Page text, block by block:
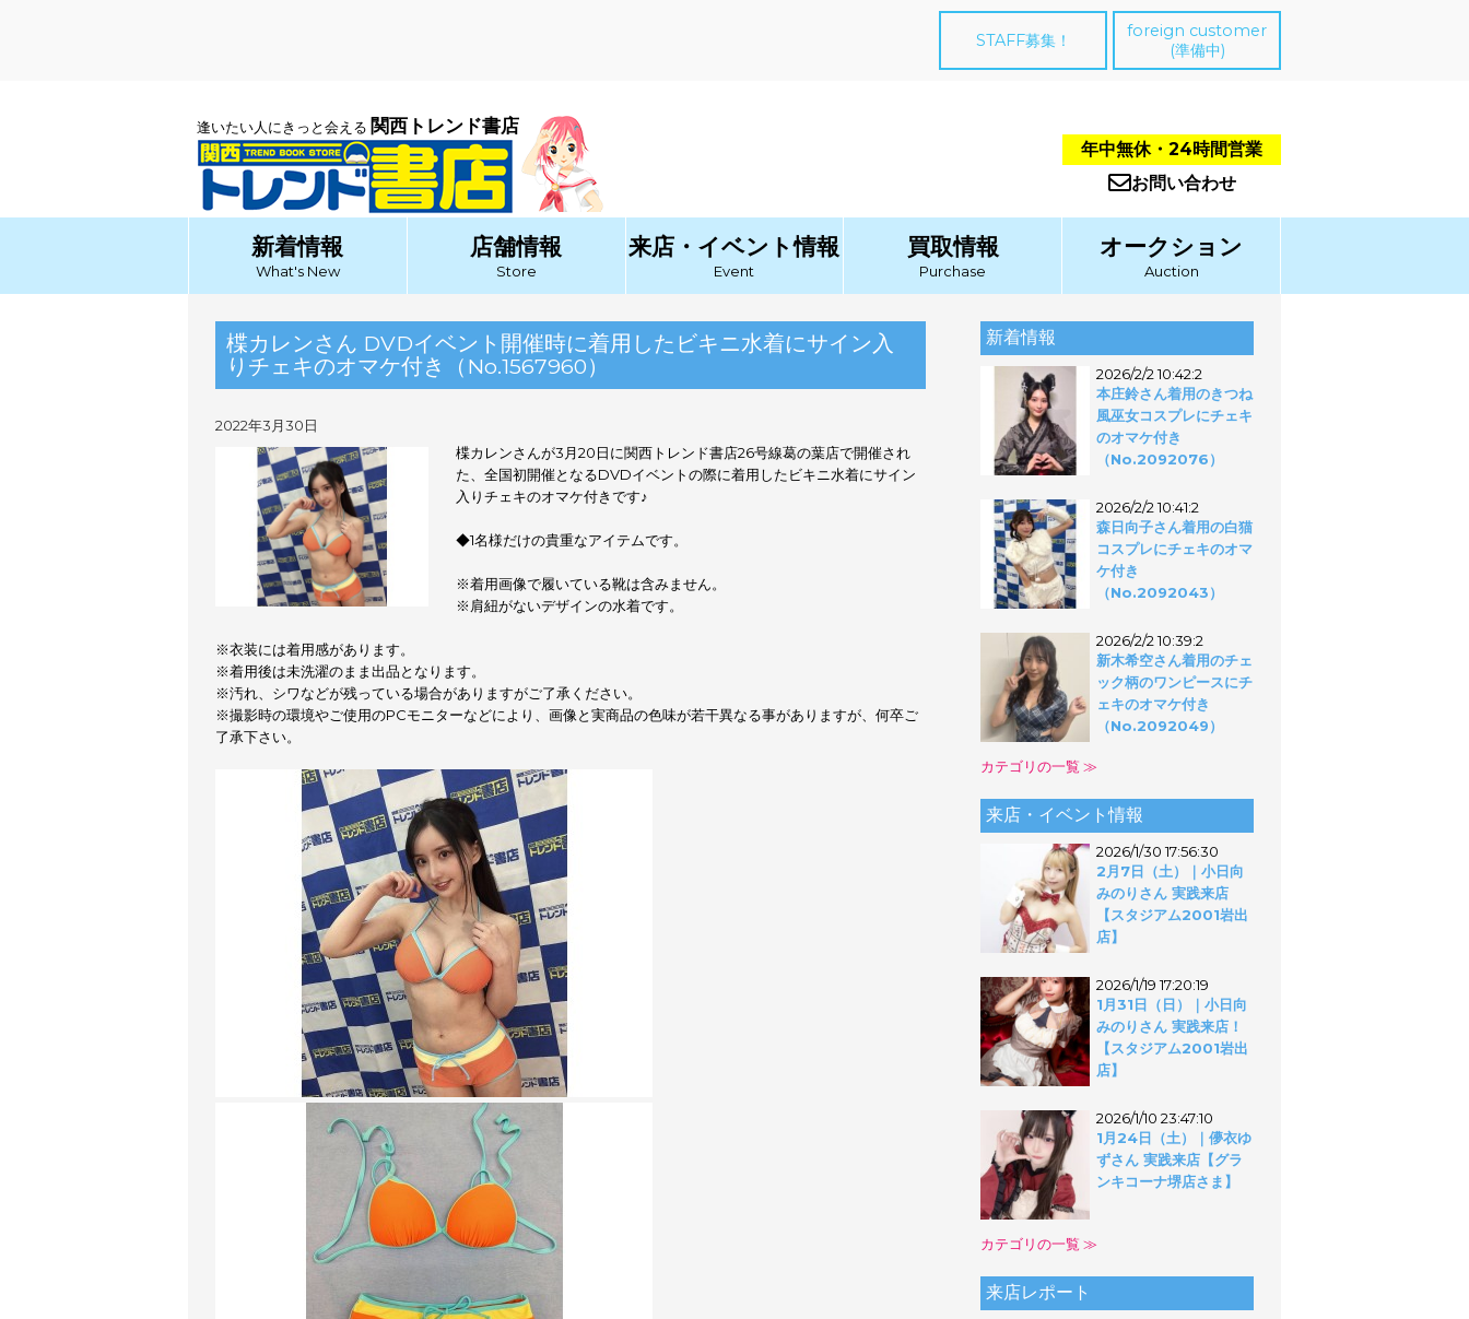
STAFF募集！
foreign customer
(準備中)
逢いたい人にきっと会える 関西トレンド書店
年中無休・24時間営業
お問い合わせ
新着情報
What's New
店舗情報
Store
来店・イベント情報
Event
買取情報
Purchase
オークション
Auction
楪カレンさん DVDイベント開催時に着用したビキニ水着にサイン入
りチェキのオマケ付き（No.1567960）
2022年3月30日
楪カレンさんが3月20日に関西トレンド書店26号線葛の葉店で開催され
た、全国初開催となるDVDイベントの際に着用したビキニ水着にサイン
入りチェキのオマケ付きです♪
◆1名様だけの貴重なアイテムです。
※着用画像で履いている靴は含みません。
※肩紐がないデザインの水着です。
※衣装には着用感があります。
※着用後は未洗濯のまま出品となります。
※汚れ、シワなどが残っている場合がありますがご了承ください。
※撮影時の環境やご使用のPCモニターなどにより、画像と実商品の色味が若干異なる事がありますが、何卒ご
了承下さい。
新着情報
2026/2/2 10:42:2
本庄鈴さん着用のきつね
風巫女コスプレにチェキ
のオマケ付き
（No.2092076）
2026/2/2 10:41:2
森日向子さん着用の白猫
コスプレにチェキのオマ
ケ付き
（No.2092043）
2026/2/2 10:39:2
新木希空さん着用のチェ
ック柄のワンピースにチ
ェキのオマケ付き
（No.2092049）
カテゴリの一覧 ≫
来店・イベント情報
2026/1/30 17:56:30
2月7日（土）｜小日向
みのりさん 実践来店
【スタジアム2001岩出
店】
2026/1/19 17:20:19
1月31日（日）｜小日向
みのりさん 実践来店！
【スタジアム2001岩出
店】
2026/1/10 23:47:10
1月24日（土）｜儚衣ゆ
ずさん 実践来店【グラ
ンキコーナ堺店さま】
カテゴリの一覧 ≫
来店レポート